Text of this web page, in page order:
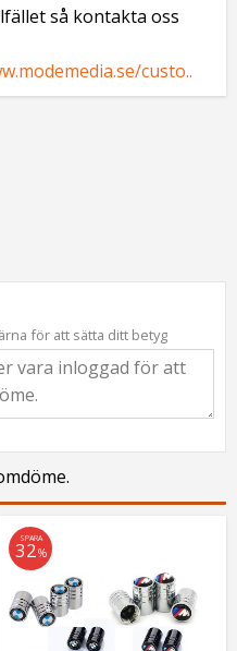
så kontakta oss
custo..
för att sätta ditt betyg
SPARA
32%